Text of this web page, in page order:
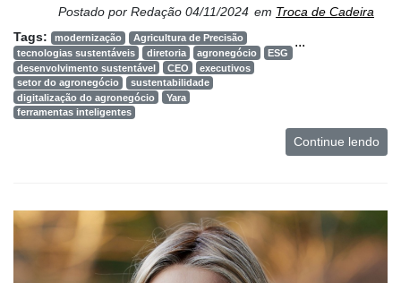
Postado por Redação 04/11/2024 em Troca de Cadeira
...
Tags: modernização
Agricultura de Precisão
tecnologias sustentáveis
diretoria agronegócio
ESG
desenvolvimento sustentável
CEO
executivos
setor do agronegócio
sustentabilidade
digitalização do agronegócio
Yara
ferramentas inteligentes
Continue lendo